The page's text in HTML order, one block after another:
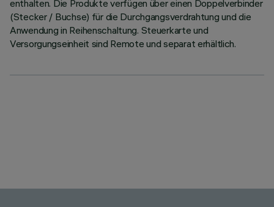
enthalten. Die Produkte verfügen über einen Doppelverbinder
(Stecker / Buchse) für die Durchgangsverdrahtung und die
Anwendung in Reihenschaltung. Steuerkarte und
Versorgungseinheit sind Remote und separat erhältlich.